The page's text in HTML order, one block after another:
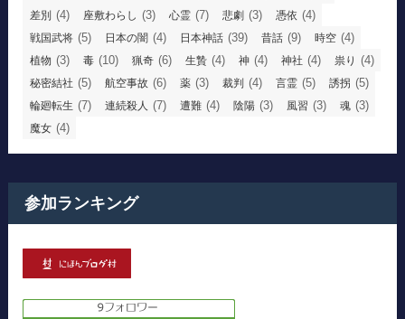
差別 (4) 座敷わらし (3) 心霊 (7) 悲劇 (3) 憑依 (4)
戦国武将 (5) 日本の闇 (4) 日本神話 (39) 昔話 (9) 時空 (4)
植物 (3) 毒 (10) 猟奇 (6) 生贄 (4) 神 (4) 神社 (4) 祟り (4)
秘密結社 (5) 航空事故 (6) 薬 (3) 裁判 (4) 言霊 (5) 誘拐 (5)
輪廻転生 (7) 連続殺人 (7) 遭難 (4) 陰陽 (3) 風習 (3) 魂 (3)
魔女 (4)
参加ランキング